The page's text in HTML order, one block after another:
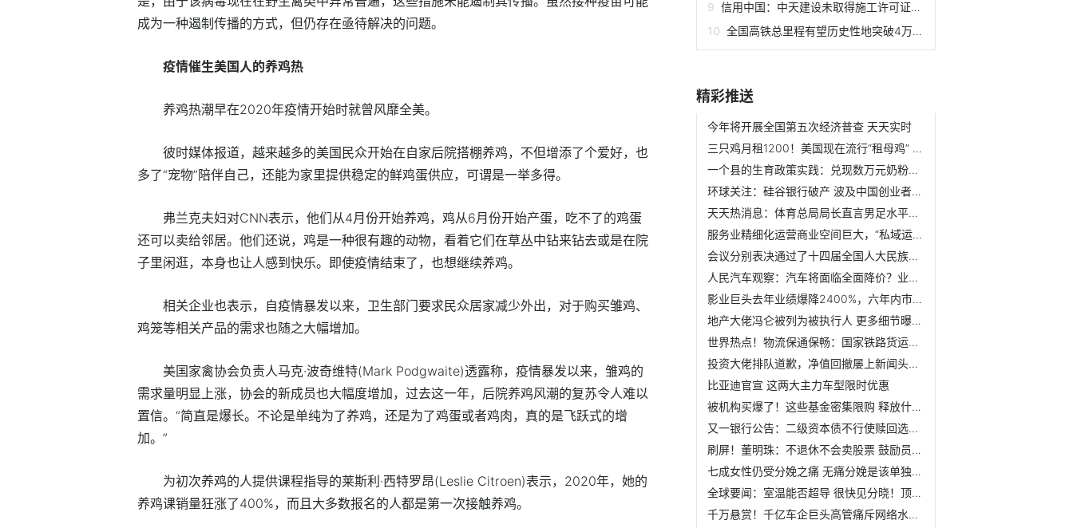
成为一种遏制传播的方式，但仍存在亟待解决的问题。
疫情催生美国人的养鸡热
养鸡热潮早在2020年疫情开始时就曾风靡全美。
彼时媒体报道，越来越多的美国民众开始在自家后院搭棚养鸡，不但增添了个爱好，也
多了“宠物”陪伴自己，还能为家里提供稳定的鲜鸡蛋供应，可谓是一举多得。
弗兰克夫妇对CNN表示，他们从4月份开始养鸡，鸡从6月份开始产蛋，吃不了的鸡蛋
还可以卖给邻居。他们还说，鸡是一种很有趣的动物，看着它们在草丛中钻来钻去或是在院
子里闲逛，本身也让人感到快乐。即使疫情结束了，也想继续养鸡。
相关企业也表示，自疫情暴发以来，卫生部门要求民众居家减少外出，对于购买雏鸡、
鸡笼等相关产品的需求也随之大幅增加。
美国家禽协会负责人马克·波奇维特(Mark Podgwaite)透露称，疫情暴发以来，雏鸡的
需求量明显上涨，协会的新成员也大幅度增加，过去这一年，后院养鸡风潮的复苏令人难以
置信。“简直是爆长。不论是单纯为了养鸡，还是为了鸡蛋或者鸡肉，真的是飞跃式的增
加。”
为初次养鸡的人提供课程指导的莱斯利·西特罗昂(Leslie Citroen)表示，2020年，她的
养鸡课销量狂涨了400%，而且大多数报名的人都是第一次接触养鸡。
信用中国：中天建设未取得施工许可证擅自建设遭罚1万元
全国高铁总里程有望历史性地突破4万公里
精彩推送
今年将开展全国第五次经济普查 天天实时
三只鸡月租1200！美国现在流行“租母鸡” 订单已经接不过来
一个县的生育政策实践：兑现数万元奶粉补助 二三孩中考还将加10分
环球关注：硅谷银行破产 波及中国创业者！16家机构披露资金...
天天热消息：体育总局局长直言男足水平一路下滑
服务业精细化运营商业空间巨大，“私域运营引擎”iCC Grow亮...
会议分别表决通过了十四届全国人大民族委员会、监察和司法委...
人民汽车观察：汽车将面临全面降价？业内人士称需理性看待
影业巨头去年业绩爆降2400%，六年内市值蒸发超百亿！-环球动态
地产大佬冯仑被列为被执行人 更多细节曝光-全球即时
世界热点！物流保通保畅：国家铁路货运继续保持高位运行
投资大佬排队道歉，净值回撤屡上新闻头条…如何避免"尴尬"重...
比亚迪官宣 这两大主力车型限时优惠
被机构买爆了！这些基金密集限购 释放什么信号？ 每日信息
又一银行公告：二级资本债不行使赎回选择权！银行业年内近500...
刷屏！董明珠：不退休不会卖股票 鼓励员工“砸锅卖铁”买格...
七成女性仍受分娩之痛 无痛分娩是该单独入医保了 全球视讯
全球要闻：室温能否超导 很快见分晓！顶级专家密集发声
千万悬赏！千亿车企巨头高管痛斥网络水军 “电池自燃篡改成...